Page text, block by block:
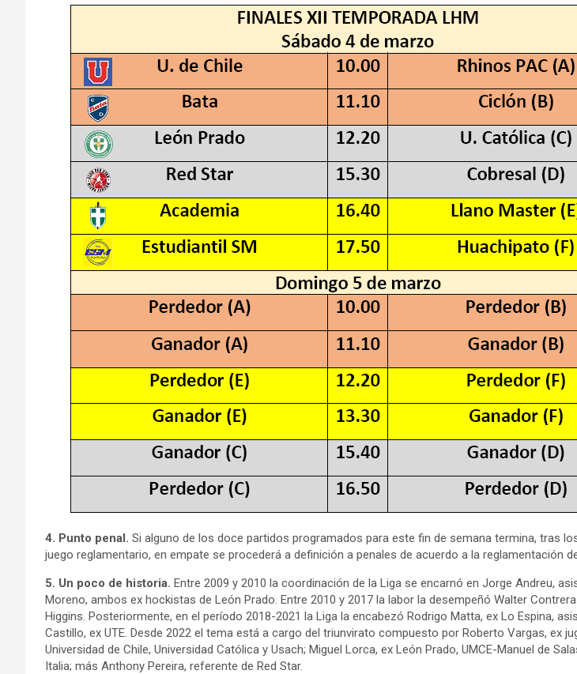
4. Punto penal. Si alguno de los doce partidos programados para este fin de semana termina, tras
juego reglamentario, en empate se procederá a definición a penales de acuerdo a la reglamentación
5. Un poco de historia. Entre 2009 y 2010 la coordinación de la Liga se encarnó en Jorge Andreu,
Moreno, ambos ex hockistas de León Prado. Entre 2010 y 2017 la labor la desempeñó Walter
Higgins. Posteriormente, en el período 2018-2021 la Liga la encabezó Rodrigo Matta, ex Lo Espina,
Castillo, ex UTE. Desde 2022 el tema está a cargo del triunvirato compuesto por Roberto Vargas, ex
Universidad de Chile, Universidad Católica y Usach; Miguel Lorca, ex León Prado, UMCE-Manuel de
Italia; más Anthony Pereira, referente de Red Star.